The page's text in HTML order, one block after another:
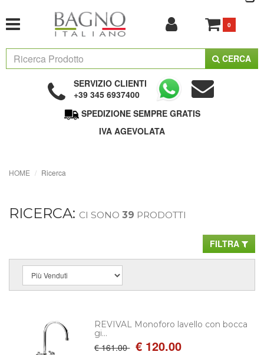
0
CERCA
SERVIZIO CLIENTI
+39 345 6937400
SPEDIZIONE SEMPRE GRATIS
IVA AGEVOLATA
HOME Ricerca
RICERCA: CI SONO 39 PRODOTTI
FILTRA
REVIVAL Monoforo lavello con bocca
gi...
€ 161.00 € 120.00